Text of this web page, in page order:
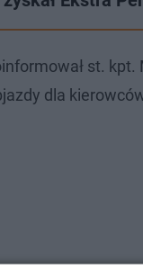
st. kpt.
dla